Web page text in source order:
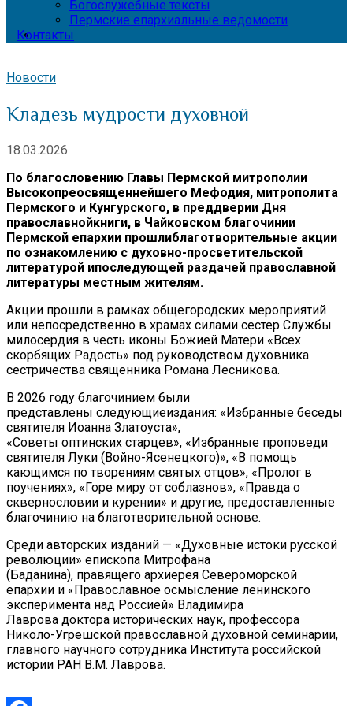
Богослужебные тексты
Пермские епархиальные ведомости
Контакты
Новости
Кладезь мудрости духовной
18.03.2026
По благословению Главы Пермской митрополии
Высокопреосвященнейшего Мефодия, митрополита
Пермского и Кунгурского, в преддверии Дня
православнойкниги, в Чайковском благочинии
Пермской епархии прошлиблаготворительные акции
по ознакомлению с духовно-просветительской
литературой ипоследующей раздачей православной
литературы местным жителям.
Акции прошли в рамках общегородских мероприятий
или непосредственно в храмах силами сестер Службы
милосердия в честь иконы Божией Матери «Всех
скорбящих Радость» под руководством духовника
сестричества священника Романа Лесникова.
В 2026 году благочинием были
представлены следующиеиздания: «Избранные беседы
святителя Иоанна Златоуста»,
«Советы оптинских старцев», «Избранные проповеди
святителя Луки (Войно-Ясенецкого)», «В помощь
кающимся по творениям святых отцов», «Пролог в
поучениях», «Горе миру от соблазнов», «Правда о
сквернословии и курении» и другие, предоставленные
благочинию на благотворительной основе.
Среди авторских изданий — «Духовные истоки русской
революции» епископа Митрофана
(Баданина), правящего архиерея Североморской
епархии и «Православное осмысление ленинского
эксперимента над Россией» Владимира
Лаврова доктора исторических наук, профессора
Николо-Угрешской православной духовной семинарии,
главного научного сотрудника Института российской
истории РАН В.М. Лаврова.